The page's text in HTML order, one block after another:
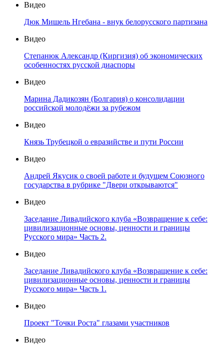
Видео
Дюк Мишель Нгебана - внук белорусского партизана
Видео
Степанюк Александр (Киргизия) об экономических
особенностях русской диаспоры
Видео
Марина Дадикозян (Болгария) о консолидации
российской молодёжи за рубежом
Видео
Князь Трубецкой о евразийстве и пути России
Видео
Андрей Якусик о своей работе и будущем Союзного
государства в рубрике "Двери открываются"
Видео
Заседание Ливадийского клуба «Возвращение к себе:
цивилизационные основы, ценности и границы
Русского мира» Часть 2.
Видео
Заседание Ливадийского клуба «Возвращение к себе:
цивилизационные основы, ценности и границы
Русского мира» Часть 1.
Видео
Проект "Точки Роста" глазами участников
Видео